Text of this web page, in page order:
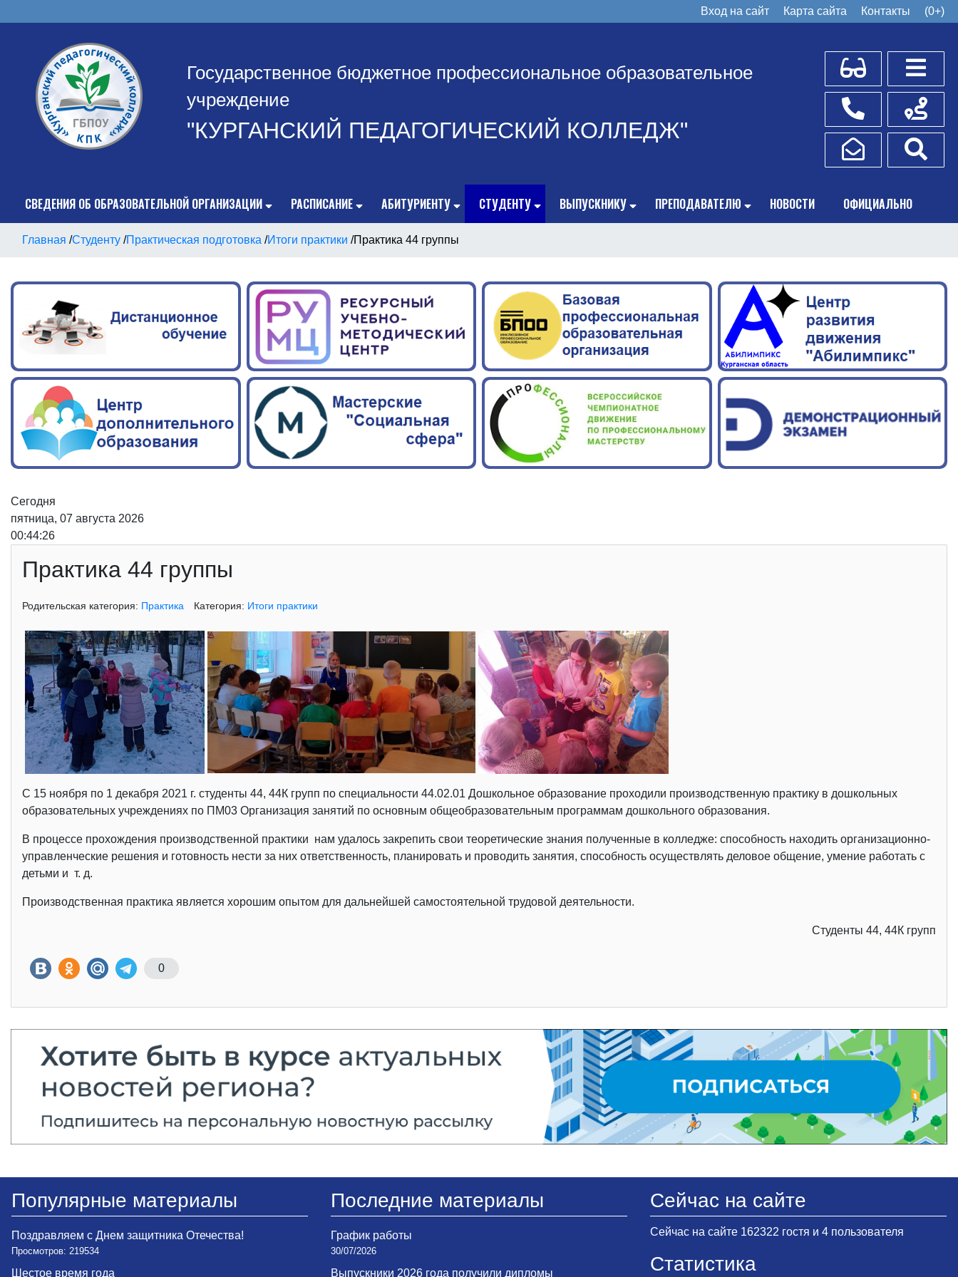
Вход на сайт Карта сайта Контакты (0+)
Государственное бюджетное профессиональное образовательное
учреждение
"КУРГАНСКИЙ ПЕДАГОГИЧЕСКИЙ КОЛЛЕДЖ"
Для слабовидящих
Телефоны
Написать обращение
Схема
СВЕДЕНИЯ ОБ ОБРАЗОВАТЕЛЬНОЙ ОРГАНИЗАЦИИ РАСПИСАНИЕ АБИТУРИЕНТУ СТУДЕНТУ ВЫПУСКНИКУ ПРЕПОДАВАТЕЛЮ НОВОСТИ ОФИЦИАЛЬНО
Главная /Студенту /Практическая подготовка /Итоги практики /Практика 44 группы
Сегодня
пятница, 07 августа 2026
00:44:27
Практика 44 группы
Родительская категория: Практика Категория: Итоги практики
С 15 ноября по 1 декабря 2021 г. студенты 44, 44К групп по специальности 44.02.01 Дошкольное образование проходили производственную практику в дошкольных
образовательных учреждениях по ПМ03 Организация занятий по основным общеобразовательным программам дошкольного образования.
В процессе прохождения производственной практики нам удалось закрепить свои теоретические знания полученные в колледже: способность находить организационно-
управленческие решения и готовность нести за них ответственность, планировать и проводить занятия, способность осуществлять деловое общение, умение работать с
детьми и т. д.
Производственная практика является хорошим опытом для дальнейшей самостоятельной трудовой деятельности.
Студенты 44, 44К групп
0
Популярные материалы
Поздравляем с Днем защитника Отечества!
Просмотров: 219534
Шестое время года
Последние материалы
График работы
30/07/2026
Выпускники 2026 года получили дипломы
Сейчас на сайте
Сейчас на сайте 162322 гостя и 4 пользователя
Статистика